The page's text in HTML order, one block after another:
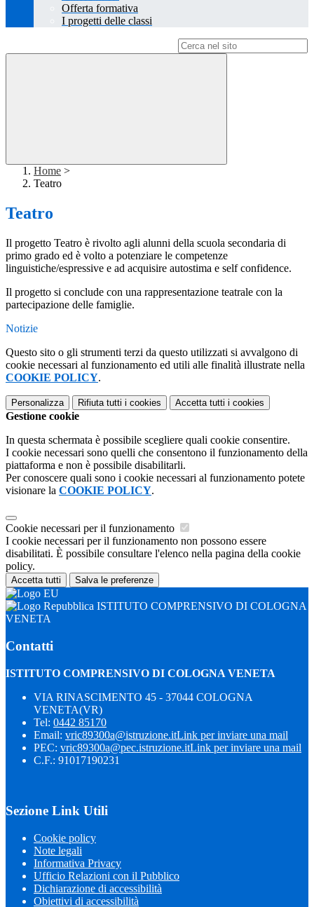
Offerta formativa
I progetti delle classi
Home >
Teatro
Teatro
Il progetto Teatro è rivolto agli alunni della scuola secondaria di
primo grado ed è volto a potenziare le competenze
linguistiche/espressive e ad acquisire autostima e self confidence.
Il progetto si conclude con una rappresentazione teatrale con la
partecipazione delle famiglie.
Notizie
Questo sito o gli strumenti terzi da questo utilizzati si avvalgono di
cookie necessari al funzionamento ed utili alle finalità illustrate nella
COOKIE POLICY.
Personalizza Rifiuta tutti i cookies Accetta tutti i cookies
Gestione cookie
In questa schermata è possibile scegliere quali cookie consentire.
I cookie necessari sono quelli che consentono il funzionamento della
piattaforma e non è possibile disabilitarli.
Per conoscere quali sono i cookie necessari al funzionamento potete
visionare la COOKIE POLICY.
Cookie necessari per il funzionamento
I cookie necessari per il funzionamento non possono essere
disabilitati. È possibile consultare l'elenco nella pagina della cookie
policy.
Accetta tutti Salva le preferenze
ISTITUTO COMPRENSIVO DI COLOGNA
VENETA
Contatti
ISTITUTO COMPRENSIVO DI COLOGNA VENETA
VIA RINASCIMENTO 45 - 37044 COLOGNA
VENETA(VR)
Tel: 0442 85170
Email: vric89300a@istruzione.itLink per inviare una mail
PEC: vric89300a@pec.istruzione.itLink per inviare una mail
C.F.: 91017190231
Sezione Link Utili
Cookie policy
Note legali
Informativa Privacy
Ufficio Relazioni con il Pubblico
Dichiarazione di accessibilità
Obiettivi di accessibilità